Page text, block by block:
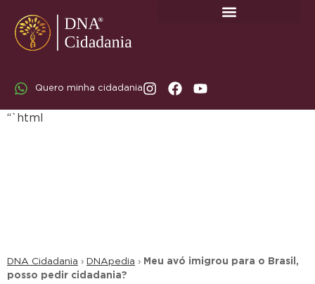
Quero minha cidadania
“`html
DNA Cidadania › DNApedia › Meu avó imigrou para o Brasil,
posso pedir cidadania?